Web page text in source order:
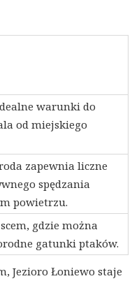
warunki do
od miejskiego
zapewnia liczne
spędzania
powietrzu.
gdzie można
gatunki ptaków.
Jezioro Łoniewo staje